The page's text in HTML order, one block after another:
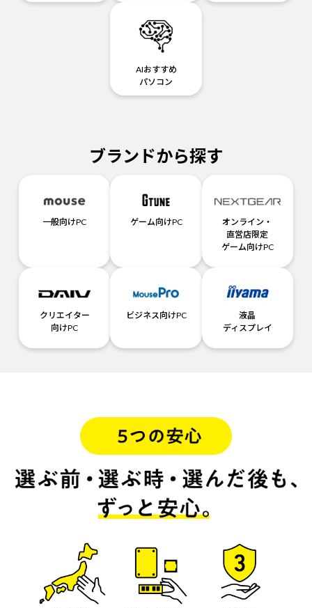
AIおすすめ
パソコン
ブランドから探す
一般向けPC ゲーム向けPC
オンライン・
直営店限定
ゲーム向けPC
クリエイター
向けPC
ビジネス向けPC
液晶
ディスプレイ